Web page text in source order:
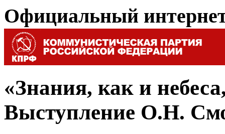
Официальный
«Знания, как и
Выступление О.Н.